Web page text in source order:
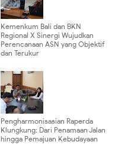
Kemenkum Bali dan BKN
Regional X Sinergi Wujudkan
Perencanaan ASN yang Objektif
dan Terukur
Pengharmonisasian Raperda
Klungkung: Dari Penamaan Jalan
hingga Pemajuan Kebudayaan